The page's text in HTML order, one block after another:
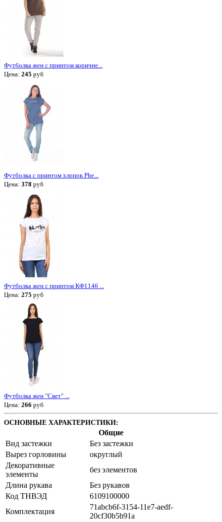
Футболка жен с принтом коричне...
Цена: 245 руб
Футболка с принтом хлопок Phe...
Цена: 378 руб
Футболка жен с принтом КФ1146 ...
Цена: 275 руб
Футболка жен "Свет" ...
Цена: 266 руб
ОСНОВНЫЕ ХАРАКТЕРИСТИКИ:
Общие
Вид застежки
Без застежки
Вырез горловины
округлый
Декоративные
элементы
без элементов
Длина рукава
Без рукавов
Код ТНВЭД
6109100000
Комплектация
71abcb6f-3154-11e7-aedf-
20cf30b5b91a